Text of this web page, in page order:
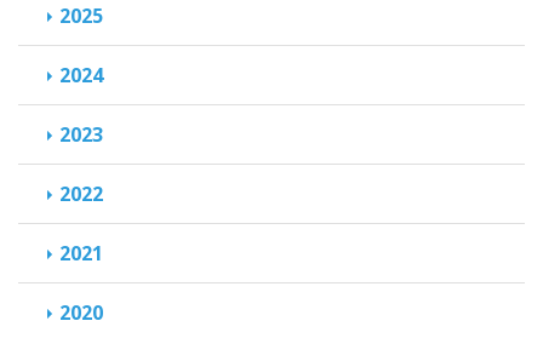
2025
2024
2023
2022
2021
2020